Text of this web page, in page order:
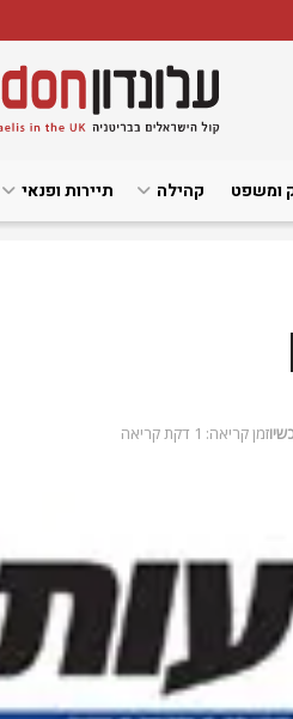
ומשפט קהילה תיירות ופנאי
זמן קריאה: 1 דקת קריאה